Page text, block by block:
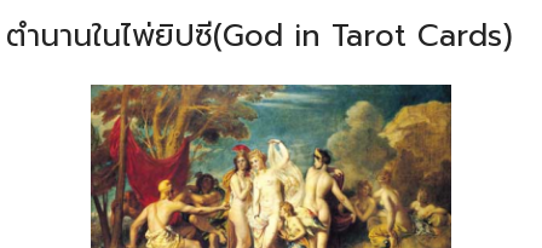
ตำนานในไพ่ยิปซี(God in Tarot Cards)